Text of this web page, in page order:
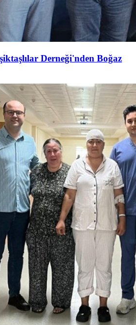
Derneği'nden Boğaz